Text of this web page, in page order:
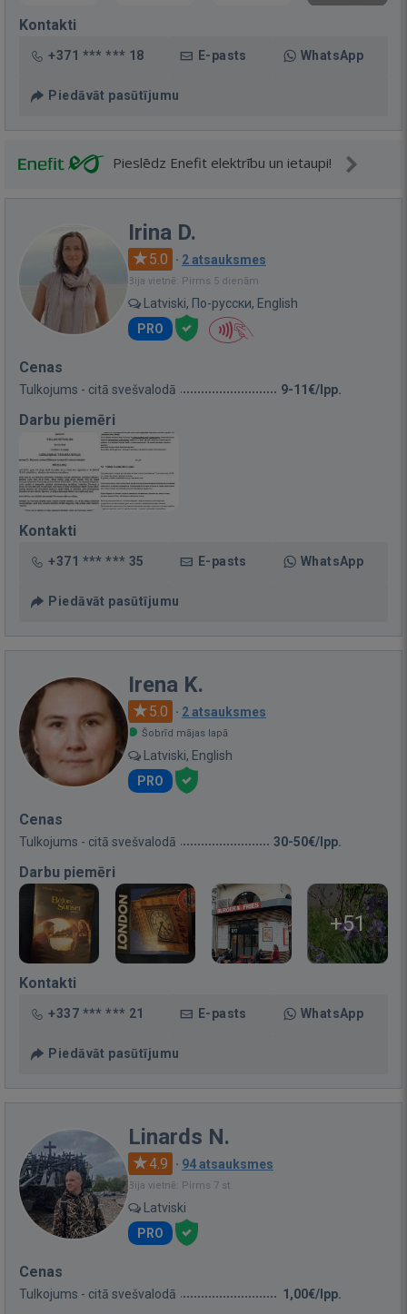
Kontakti
+371 *** *** 18 E-pasts WhatsApp
Piedāvāt pasūtījumu
Pieslēdz Enefit elektrību un ietaupi!
Irina D.
5.0 · 2 atsauksmes
Bija vietnē: Pirms 5 dienām
Latviski, По-русски, English
PRO
Cenas
Tulkojums - citā svešvalodā 9-11€/lpp.
Darbu piemēri
Kontakti
+371 *** *** 35 E-pasts WhatsApp
Piedāvāt pasūtījumu
Irena K.
5.0 · 2 atsauksmes
Šobrīd mājas lapā
Latviski, English
PRO
Cenas
Tulkojums - citā svešvalodā 30-50€/lpp.
Darbu piemēri
+51
Kontakti
+337 *** *** 21 E-pasts WhatsApp
Piedāvāt pasūtījumu
Linards N.
4.9 · 94 atsauksmes
Bija vietnē: Pirms 7 st.
Latviski
PRO
Cenas
Tulkojums - citā svešvalodā 1,00€/lpp.